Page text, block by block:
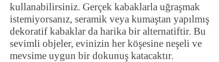
kullanabilirsiniz. Gerçek kabaklarla uğraşmak
istemiyorsanız, seramik veya kumaştan yapılmış
dekoratif kabaklar da harika bir alternatiftir. Bu
sevimli objeler, evinizin her köşesine neşeli ve
mevsime uygun bir dokunuş katacaktır.